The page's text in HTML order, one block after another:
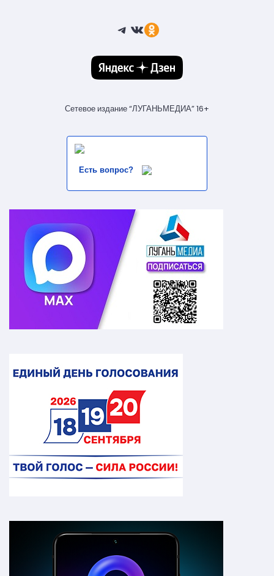
Telegram
ВКонтакте
Ссылка
Сетевое издание “ЛУГАНЬМЕДИА” 16+
Есть вопрос?